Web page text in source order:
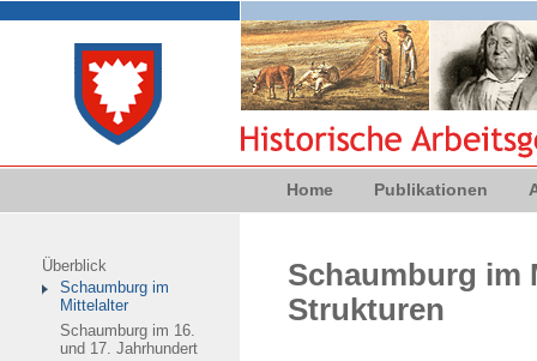
Home Publikationen
Überblick
Schaumburg im
Mittelalter
Schaumburg im 16.
und 17. Jahrhundert
Schaumburg im
Strukturen